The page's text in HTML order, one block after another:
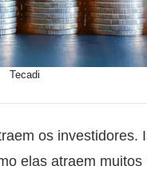
Tecadi
os
elas atraem